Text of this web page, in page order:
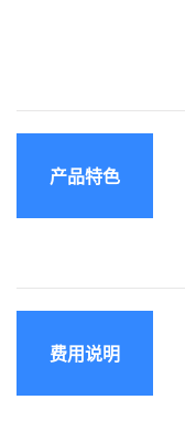
产品特色
费用说明